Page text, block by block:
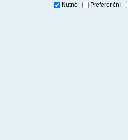
Nutné Preferenční